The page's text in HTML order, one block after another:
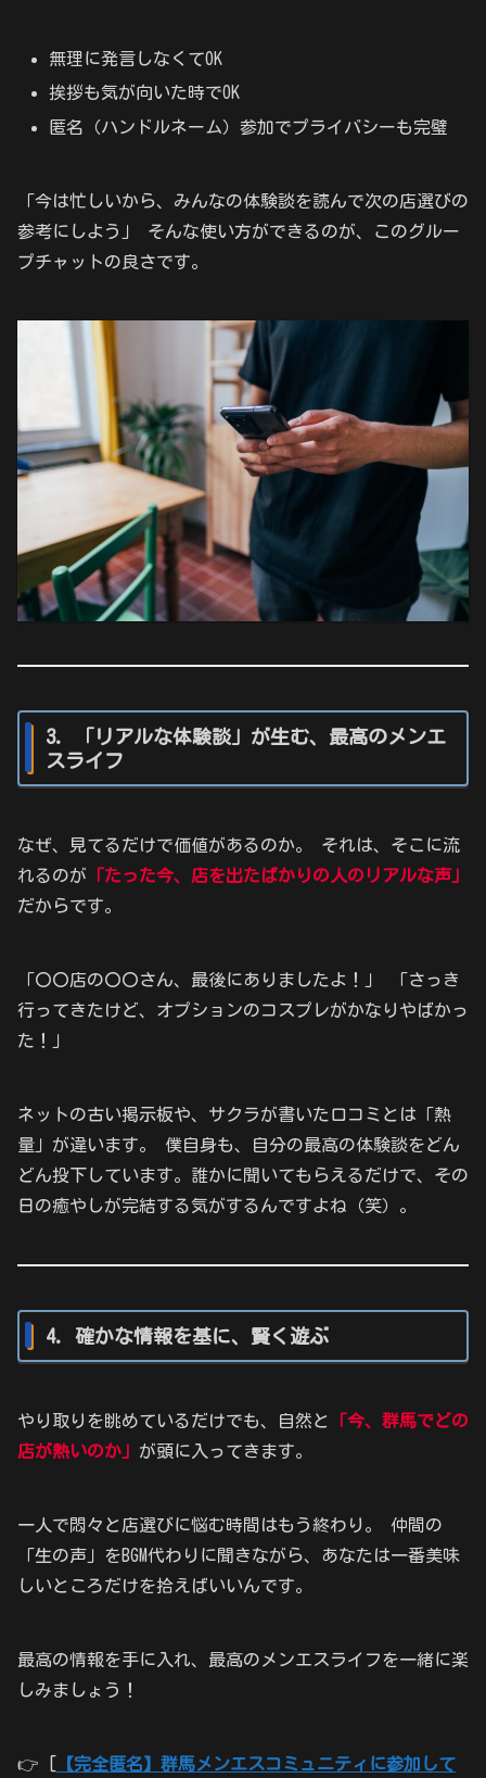
無理に発言しなくてOK
挨拶も気が向いた時でOK
匿名（ハンドルネーム）参加でプライバシーも完璧
「今は忙しいから、みんなの体験談を読んで次の店選びの
参考にしよう」 そんな使い方ができるのが、このグルー
プチャットの良さです。
3. 「リアルな体験談」が生む、最高のメンエ
スライフ
なぜ、見てるだけで価値があるのか。 それは、そこに流
れるのが 「たった今、店を出たばかりの人のリアルな声」
だからです。
「〇〇店の〇〇さん、最後にありましたよ！」 「さっき
行ってきたけど、オプションのコスプレがかなりやばかっ
た！」
ネットの古い掲示板や、サクラが書いた口コミとは「熱
量」が違います。 僕自身も、自分の最高の体験談をどん
どん投下しています。誰かに聞いてもらえるだけで、その
日の癒やしが完結する気がするんですよね（笑）。
4. 確かな情報を基に、賢く遊ぶ
やり取りを眺めているだけでも、自然と
「今、群馬でどの
店が熱いのか」 が頭に入ってきます。
一人で悶々と店選びに悩む時間はもう終わり。 仲間の
「生の声」をBGM代わりに聞きながら、あなたは一番美味
しいところだけを拾えばいいんです。
最高の情報を手に入れ、最高のメンエスライフを一緒に楽
しみましょう！
👉 [ 【完全匿名】群馬メンエスコミュニティに参加して